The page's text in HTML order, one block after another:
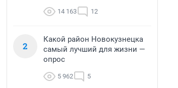
14 163 12
2
Какой район Новокузнецка
самый лучший для жизни —
опрос
5 962 5